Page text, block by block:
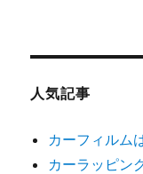
ナ
ビ
ゲ
人気記事
カーフィルム
カーラッピン